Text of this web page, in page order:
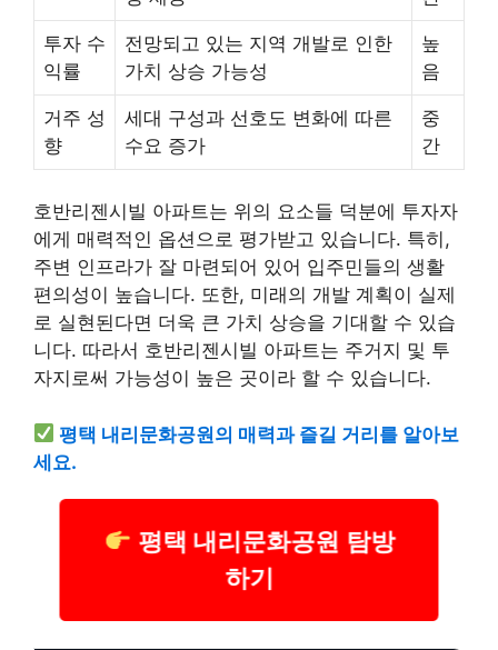
투자 수
익률
전망되고 있는 지역 개발로 인한
가치 상승 가능성
높
음
거주 성
향
세대 구성과 선호도 변화에 따른
수요 증가
중
간
호반리젠시빌 아파트는 위의 요소들 덕분에 투자자
에게 매력적인 옵션으로 평가받고 있습니다. 특히,
주변 인프라가 잘 마련되어 있어 입주민들의 생활
편의성이 높습니다. 또한, 미래의 개발 계획이 실제
로 실현된다면 더욱 큰 가치 상승을 기대할 수 있습
니다. 따라서 호반리젠시빌 아파트는 주거지 및 투
자지로써 가능성이 높은 곳이라 할 수 있습니다.
평택 내리문화공원의 매력과 즐길 거리를 알아보
세요.
평택 내리문화공원 탐방
하기